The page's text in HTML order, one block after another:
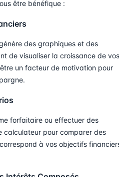
être bénéfique :
des graphiques et des
de visualiser la croissance de vos
un facteur de motivation pour
forfaitaire ou effectuer des
calculateur pour comparer des
à vos objectifs